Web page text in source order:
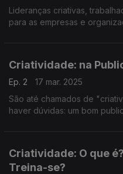
Lideranças criativas,
para as empresas e
Criatividade: na
Ep. 2
17 mar. 2025
São até chamados de
haver dúvidas: um bom
Criatividade: O que
Treina-se?